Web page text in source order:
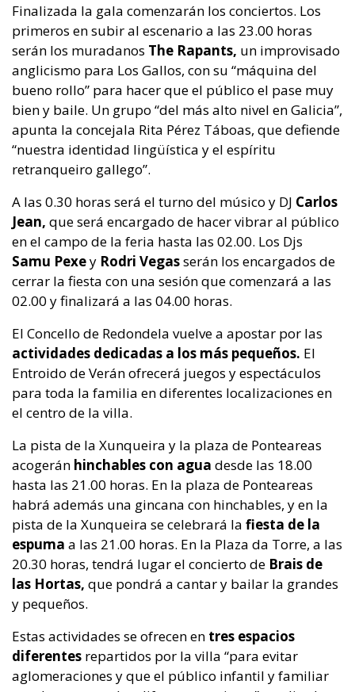
Finalizada la gala comenzarán los conciertos. Los
primeros en subir al escenario a las 23.00 horas
serán los muradanos The Rapants, un improvisado
anglicismo para Los Gallos, con su “máquina del
bueno rollo” para hacer que el público el pase muy
bien y baile. Un grupo “del más alto nivel en Galicia”,
apunta la concejala Rita Pérez Táboas, que defiende
“nuestra identidad lingüística y el espíritu
retranqueiro gallego”.
A las 0.30 horas será el turno del músico y DJ Carlos
Jean, que será encargado de hacer vibrar al público
en el campo de la feria hasta las 02.00. Los Djs
Samu Pexey Rodri Vegasserán los encargados de
cerrar la fiesta con una sesión que comenzará a las
02.00 y finalizará a las 04.00 horas.
El Concello de Redondela vuelve a apostar por las
actividades dedicadas a los más pequeños. El
Entroido de Verán ofrecerá juegos y espectáculos
para toda la familia en diferentes localizaciones en
el centro de la villa.
La pista de la Xunqueira y la plaza de Ponteareas
acogerán hinchables con agua desde las 18.00
hasta las 21.00 horas. En la plaza de Ponteareas
habrá además una gincana con hinchables, y en la
pista de la Xunqueira se celebrará la fiesta de la
espuma a las 21.00 horas. En la Plaza da Torre, a las
20.30 horas, tendrá lugar el concierto de Brais de
las Hortas, que pondrá a cantar y bailar la grandes
y pequeños.
Estas actividades se ofrecen en tres espacios
diferentes repartidos por la villa “para evitar
aglomeraciones y que el público infantil y familiar